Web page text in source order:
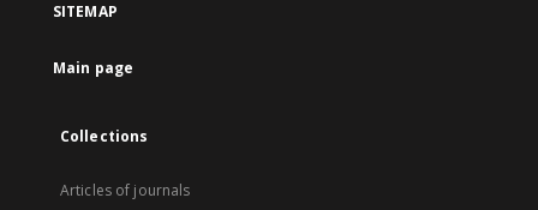
SITEMAP
Main page
Collections
Articles of journals